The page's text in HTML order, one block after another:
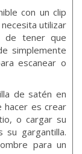
con un clip
utilizar
de tener que
simplemente
escanear o
de satén en
hacer es crear
o cargar su
su gargantilla.
para un